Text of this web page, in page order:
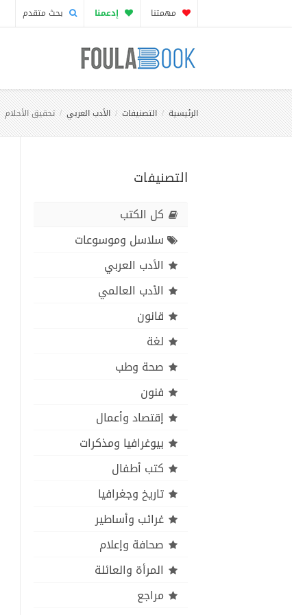
مهمتنا إدعمنا بحث متقدم
الرئيسية التصنيفات الأدب العربي تحقيق الأحلام
التصنيفات
كل الكتب
سلاسل وموسوعات
الأدب العربي
الأدب العالمي
قانون
لغة
صحة وطب
فنون
إقتصاد وأعمال
بيوغرافيا ومذكرات
كتب أطفال
تاريخ وجغرافيا
غرائب وأساطير
صحافة وإعلام
المرأة والعائلة
مراجع